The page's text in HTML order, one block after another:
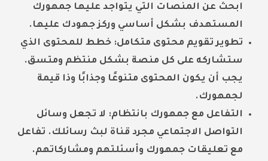
ابحث عن المنصات التي يتواجد عليها جمهورك
المستهدف بشكل أساسي وركز جهودك عليها.
تطوير تقويم محتوى متكامل: خطط للمحتوى الذي
ستشاركه على كل منصة بشكل منتظم ومتسق.
يجب أن يكون المحتوى متنوعًا وجذابًا وذا قيمة
لجمهورك.
التفاعل مع جمهورك بانتظام: لا تجعل وسائل
التواصل الاجتماعي مجرد قناة لبث رسائلك. تفاعل
مع تعليقات جمهورك وأسئلتهم ومشاركاتهم.